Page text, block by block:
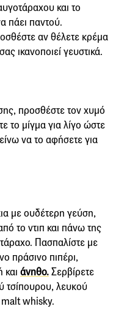
και το
πάει παντού.
αν θέλετε κρέμα
ικανοποιεί γευστικά.
προσθέστε τον χυμό
το μίγμα για λίγο ώστε
να το αφήσετε για
με ουδέτερη γεύση,
το ντιπ και πάνω της
Πασπαλίστε με
πράσινο πιπέρι,
και άνηθο.Σερβίρετε
τσίπουρου, λευκού
malt whisky.